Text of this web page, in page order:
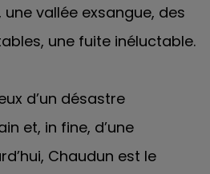
vallée exsangue, des
une fuite inéluctable.
d’un désastre
et, in fine, d’une
Chaudun est le